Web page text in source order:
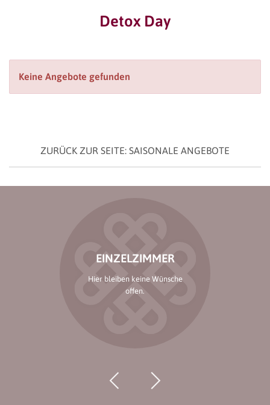
Detox Day
Keine Angebote gefunden
ZURÜCK ZUR SEITE: SAISONALE ANGEBOTE
EINZELZIMMER
Hier bleiben keine Wünsche
offen.